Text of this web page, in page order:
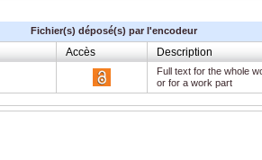
Fichier(s) déposé(s) par l'encodeur
Accès Description
Full text for the whole
or for a work part